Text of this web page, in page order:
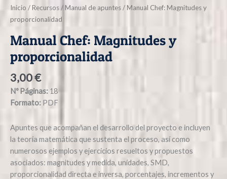
Inicio /Recursos/Manual de apuntes/ Manual Chef: Magnitudes y
proporcionalidad
Manual Chef: Magnitudes y
proporcionalidad
3,00€
Nº Páginas: 18
Formato: PDF
Apuntes que acompañan el desarrollo del proyecto e incluyen
la teoría matemática que sustenta el proceso, así como
numerosos ejemplos y ejercicios resueltos y propuestos
asociados: magnitudes y medida, unidades, SMD,
proporcionalidad directa e inversa, porcentajes, incrementos y